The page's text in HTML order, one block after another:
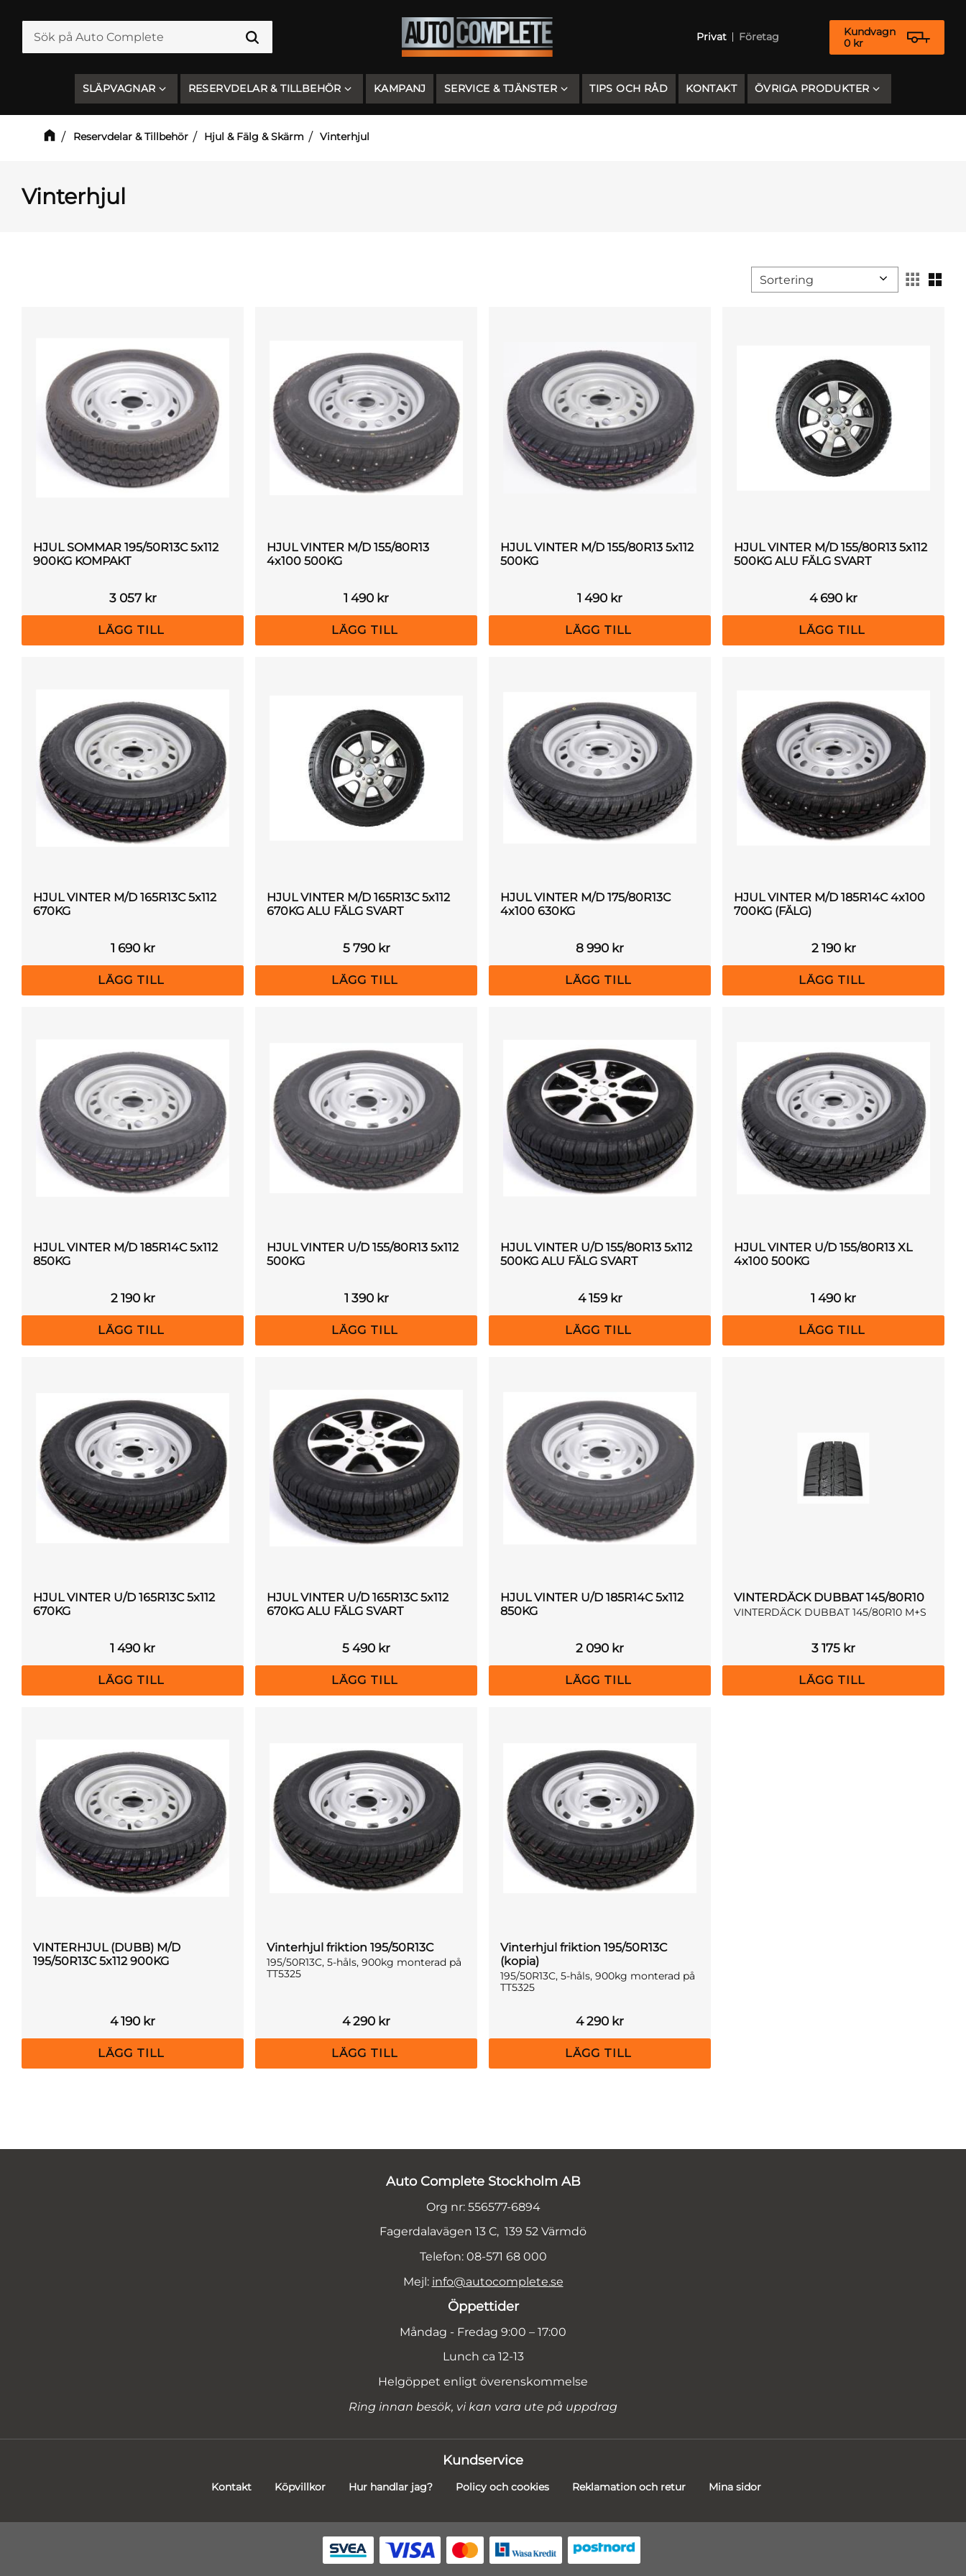
Privat Företag
Kundvagn
0 kr
SLÄPVAGNAR RESERVDELAR & TILLBEHÖR KAMPANJ SERVICE & TJÄNSTER TIPS OCH RÅD KONTAKT ÖVRIGA PRODUKTER
Reservdelar & Tillbehör Hjul & Fälg & Skärm Vinterhjul
Vinterhjul
Välj sortering
HJUL SOMMAR 195/50R13C 5x112
900KG KOMPAKT
3 057kr
HJUL VINTER M/D 155/80R13
4x100 500KG
1 490 kr
HJUL VINTER M/D 155/80R13 5x112
500KG
1 490 kr
HJUL VINTER M/D 155/80R13 5x112
500KG ALU FÄLG SVART
4 690 kr
HJUL VINTER M/D 165R13C 5x112
670KG
1 690kr
HJUL VINTER M/D 165R13C 5x112
670KG ALU FÄLG SVART
5 790kr
HJUL VINTER M/D 175/80R13C
4x100 630KG
8 990 kr
HJUL VINTER M/D 185R14C 4x100
700KG (FÄLG)
2 190kr
HJUL VINTER M/D 185R14C 5x112
850KG
2 190kr
HJUL VINTER U/D 155/80R13 5x112
500KG
1 390kr
HJUL VINTER U/D 155/80R13 5x112
500KG ALU FÄLG SVART
4 159kr
HJUL VINTER U/D 155/80R13 XL
4x100 500KG
1 490 kr
HJUL VINTER U/D 165R13C 5x112
670KG
1 490 kr
HJUL VINTER U/D 165R13C 5x112
670KG ALU FÄLG SVART
5 490 kr
HJUL VINTER U/D 185R14C 5x112
850KG
2 090 kr
VINTERDÄCK DUBBAT 145/80R10
VINTERDÄCK DUBBAT 145/80R10 M+S
3 175 kr
VINTERHJUL (DUBB) M/D
195/50R13C 5x112 900KG
4 190 kr
Vinterhjul friktion 195/50R13C
195/50R13C, 5-håls, 900kg monterad på
TT5325
4 290 kr
Vinterhjul friktion 195/50R13C
(kopia)
195/50R13C, 5-håls, 900kg monterad på
TT5325
4 290 kr
Auto Complete Stockholm AB
Org nr: 556577-6894
Fagerdalavägen 13 C, 139 52 Värmdö
Telefon: 08-571 68 000
Mejl: info@autocomplete.se
Öppettider
Måndag - Fredag 9:00 – 17:00
Lunch ca 12-13
Helgöppet enligt överenskommelse
Ring innan besök, vi kan vara ute på uppdrag
Kundservice
Kontakt Köpvillkor Hur handlar jag? Policy och cookies Reklamation och retur Mina sidor